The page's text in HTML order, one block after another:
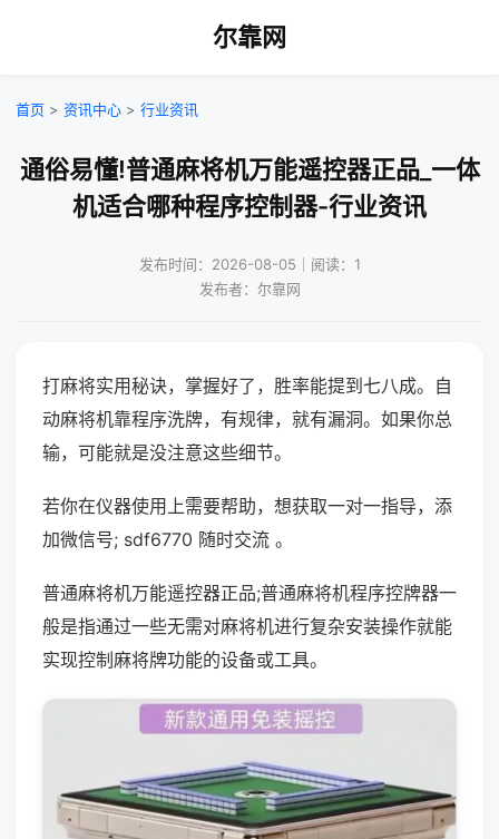
尔靠网
首页 > 资讯中心 > 行业资讯
通俗易懂!普通麻将机万能遥控器正品_一体
机适合哪种程序控制器-行业资讯
发布时间：2026-08-05｜阅读：1
发布者：尔靠网
打麻将实用秘诀，掌握好了，胜率能提到七八成。自
动麻将机靠程序洗牌，有规律，就有漏洞。如果你总
输，可能就是没注意这些细节。
若你在仪器使用上需要帮助，想获取一对一指导，添
加微信号; sdf6770 随时交流 。
普通麻将机万能遥控器正品;普通麻将机程序控牌器一
般是指通过一些无需对麻将机进行复杂安装操作就能
实现控制麻将牌功能的设备或工具。